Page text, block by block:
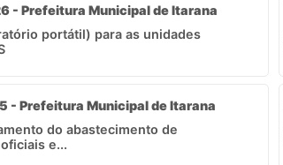
- Prefeitura Municipal de Itarana
portátil) para as unidades
- Prefeitura Municipal de Itarana
do abastecimento de
e...